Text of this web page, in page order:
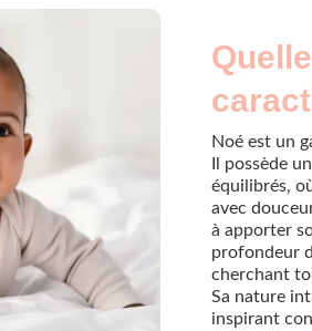
Noé est un
Il possède
équilibrés,
avec
à apporter
profondeur
cherchant
Sa nature
inspirant